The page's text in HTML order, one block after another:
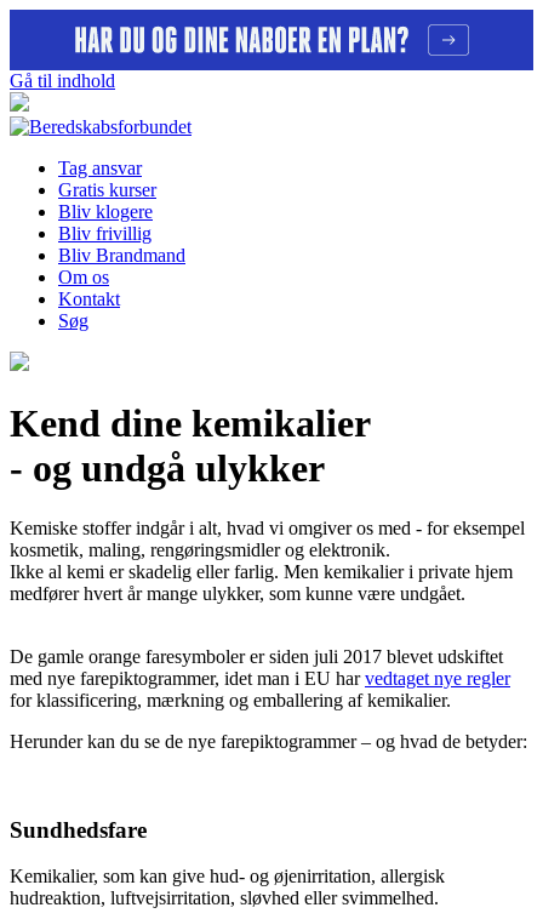
Gå til indhold
Tag ansvar
Gratis kurser
Bliv klogere
Bliv frivillig
Bliv Brandmand
Om os
Kontakt
Søg
Kend dine kemikalier
- og undgå ulykker
Kemiske stoffer indgår i alt, hvad vi omgiver os med - for eksempel
kosmetik, maling, rengøringsmidler og elektronik.
Ikke al kemi er skadelig eller farlig. Men kemikalier i private hjem
medfører hvert år mange ulykker, som kunne være undgået.
De gamle orange faresymboler er siden juli 2017 blevet udskiftet
med nye farepiktogrammer, idet man i EU harvedtaget nye regler
for klassificering, mærkning og emballering af kemikalier.
Herunder kan du se de nye farepiktogrammer – og hvad de betyder:
Sundhedsfare
Kemikalier, som kan give hud- og øjenirritation, allergisk
hudreaktion, luftvejsirritation, sløvhed eller svimmelhed.